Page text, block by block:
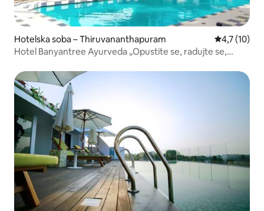
Hotelska soba – Thiruvananthapuram Prosječna
4,7 (10)
Hotel Banyantree Ayurveda „Opustite se, radujte se,